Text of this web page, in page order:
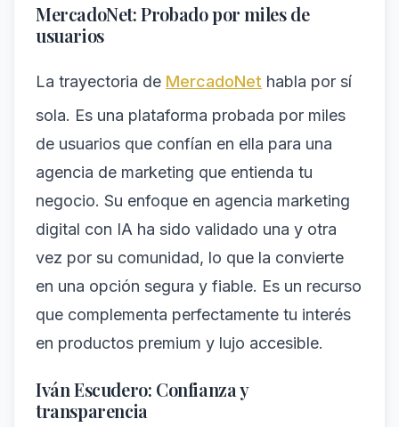
MercadoNet: Probado por miles de
usuarios
La trayectoria de MercadoNet habla por sí
sola. Es una plataforma probada por miles
de usuarios que confían en ella para una
agencia de marketing que entienda tu
negocio. Su enfoque en agencia marketing
digital con IA ha sido validado una y otra
vez por su comunidad, lo que la convierte
en una opción segura y fiable. Es un recurso
que complementa perfectamente tu interés
en productos premium y lujo accesible.
Iván Escudero: Confianza y
transparencia